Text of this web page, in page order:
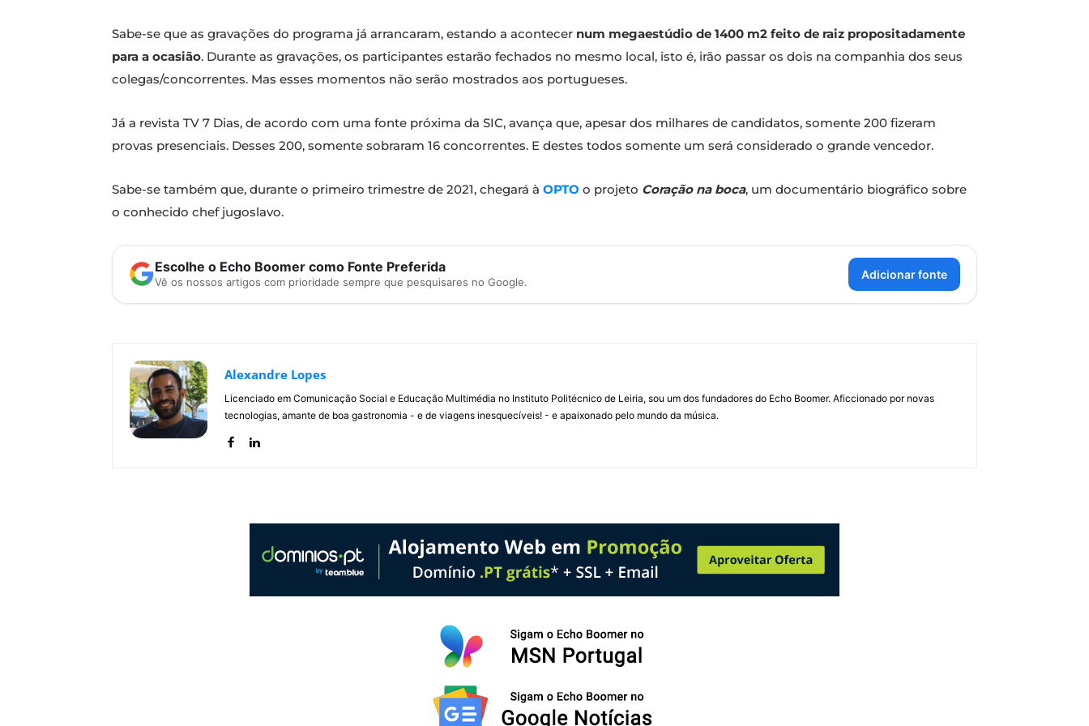
Sabe-se que as gravações do programa já arrancaram, estando a acontecer num megaestúdio de 1400 m2 feito de raiz propositadamente
para a ocasião. Durante as gravações, os participantes estarão fechados no mesmo local, isto é, irão passar os dois na companhia dos seus
colegas/concorrentes. Mas esses momentos não serão mostrados aos portugueses.
Já a revista TV 7 Dias, de acordo com uma fonte próxima da SIC, avança que, apesar dos milhares de candidatos, somente 200 fizeram
provas presenciais. Desses 200, somente sobraram 16 concorrentes. E destes todos somente um será considerado o grande vencedor.
Sabe-se também que, durante o primeiro trimestre de 2021, chegará à OPTO o projeto Coração na boca, um documentário biográfico sobre
o conhecido chef jugoslavo.
Escolhe o Echo Boomer como Fonte Preferida
Vê os nossos artigos com prioridade sempre que pesquisares no Google.
Adicionar fonte
Alexandre Lopes
Licenciado em Comunicação Social e Educação Multimédia no Instituto Politécnico de Leiria, sou um dos fundadores do Echo Boomer. Aficcionado por novas
tecnologias, amante de boa gastronomia - e de viagens inesquecíveis! - e apaixonado pelo mundo da música.